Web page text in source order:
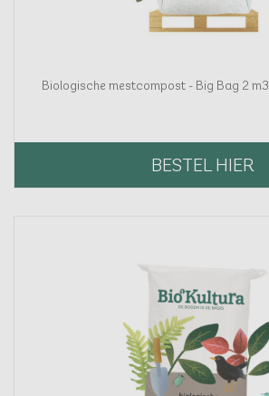
Biologische mestcompost - Big Bag 2 m3
BESTEL HIER